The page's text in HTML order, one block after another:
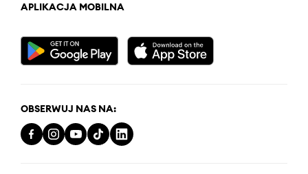
APLIKACJA MOBILNA
OBSERWUJ NAS NA: